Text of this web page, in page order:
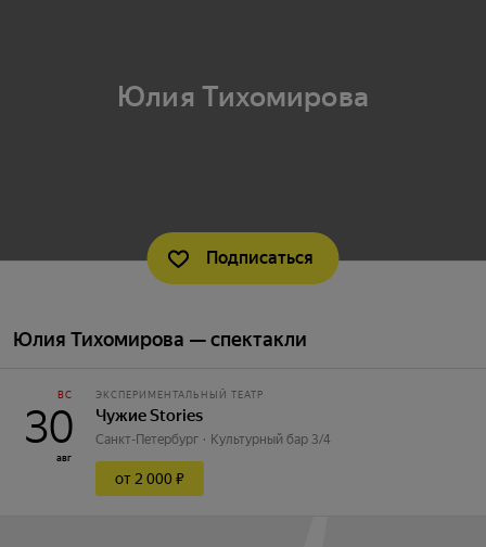
Юлия Тихомирова
Подписаться
Юлия Тихомирова — спектакли
ВС
30
авг
ЭКСПЕРИМЕНТАЛЬНЫЙ ТЕАТР
Чужие Stories
Санкт-Петербург Культурный бар 3/4
от 2 000 ₽